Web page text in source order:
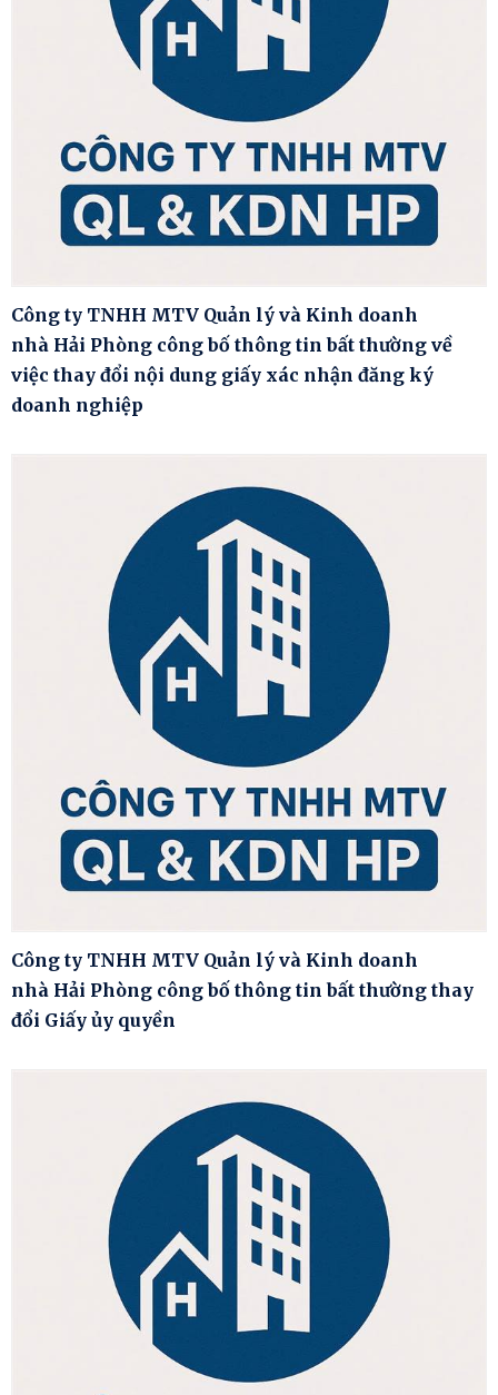
Công ty TNHH MTV Quản lý và Kinh doanh
nhà Hải Phòng công bố thông tin bất thường về
việc thay đổi nội dung giấy xác nhận đăng ký
doanh nghiệp
Công ty TNHH MTV Quản lý và Kinh doanh
nhà Hải Phòng công bố thông tin bất thường thay
đổi Giấy ủy quyền